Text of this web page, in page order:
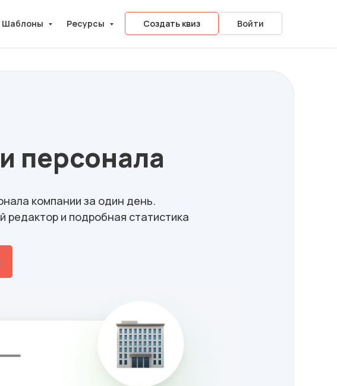
Шаблоны Ресурсы Создать квиз Войти
персонала
компании за один день.
и подробная статистика